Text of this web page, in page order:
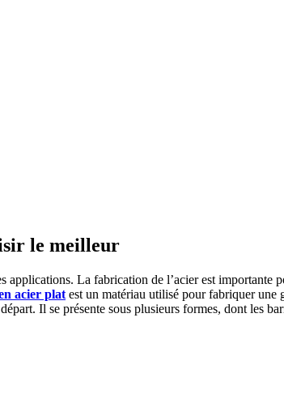
le meilleur
La fabrication de l’acier est importante
acier plat est un matériau utilisé pour fabriquer une
Il se présente sous plusieurs formes, dont les